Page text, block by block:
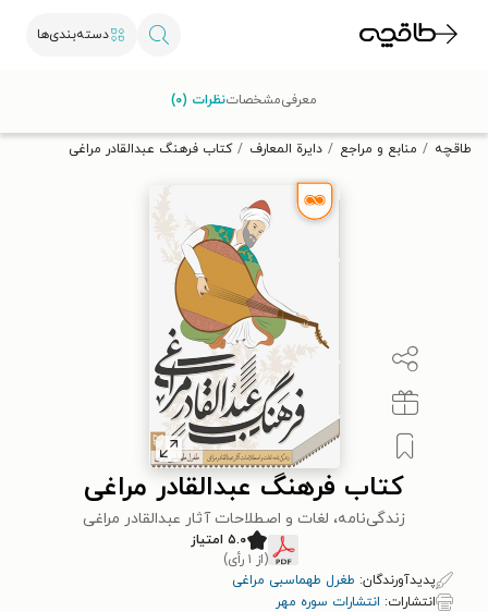
دسته‌بندی‌ها
تخفیف از طاقچه دریافت کن.
طاقچه منابع و مراجع دایرة المعارف کتاب فرهنگ عبدالقادر مراغی
کتاب فرهنگ عبدالقادر مراغی
زندگی‌نامه، لغات و اصطلاحات آثار عبدالقادر مراغی
۵.۰ امتیاز
(از ۱ رأی)
پدیدآورندگان: طغرل طهماسبی مراغی
انتشارات: انتشارات سوره مهر
معرفیمشخصاتنظرات (۰)